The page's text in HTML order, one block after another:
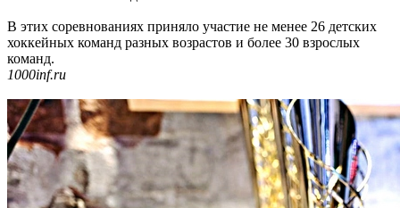
В этих соревнованиях приняло участие не менее 26 детских
хоккейных команд разных возрастов и более 30 взрослых
команд.
1000inf.ru